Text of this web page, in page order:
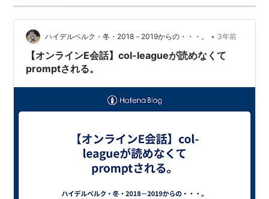
ハイデルベルク・冬・2018－2019からの・・・。 • 3年前
【オンラインE会話】col-leagueが読めなくて
promptされる。